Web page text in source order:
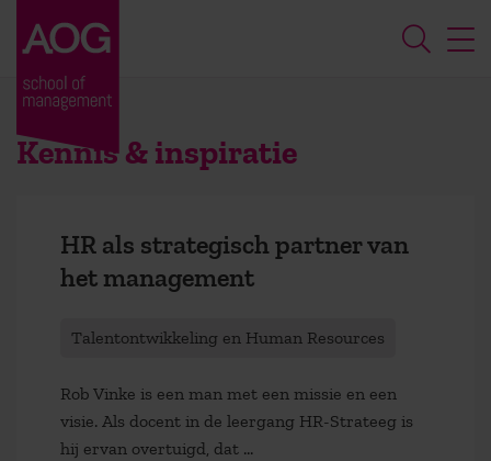
Kennis & inspiratie
HR als strategisch partner van
het management
Talentontwikkeling en Human Resources
Rob Vinke is een man met een missie en een
visie. Als docent in de leergang HR-Strateeg is
hij ervan overtuigd, dat ...